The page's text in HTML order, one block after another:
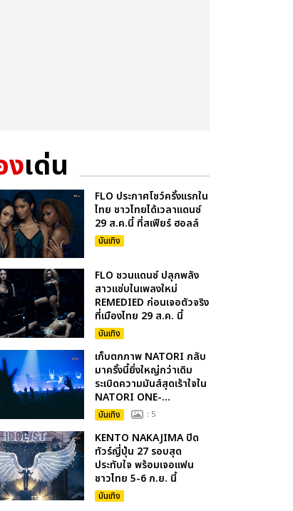
งเด่น
FLO ประกาศโชว์ครั้งแรกใน
ไทย ชาวไทยได้เวลาแดนซ์
29 ส.ค.นี้ ที่สเฟียร์ ฮอลล์
บันเทิง
FLO ชวนแดนซ์ ปลุกพลัง
สาวแซ่บในเพลงใหม่
REMEDIED ก่อนเจอตัวจริง
ที่เมืองไทย 29 ส.ค. นี้
บันเทิง
เก็บตกภาพ NATORI กลับ
มาครั้งนี้ยิ่งใหญ่กว่าเดิม
ระเบิดความมันส์สุดเร้าใจใน
NATORI ONE-...
บันเทิง : 5
KENTO NAKAJIMA ปิด
ทัวร์ญี่ปุ่น 27 รอบสุด
ประทับใจ พร้อมเจอแฟน
ชาวไทย 5-6 ก.ย. นี้
บันเทิง